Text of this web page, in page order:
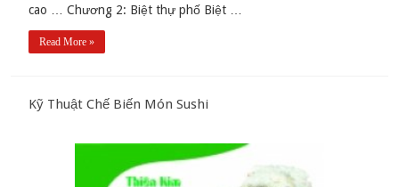
cao … Chương 2: Biệt thự phố Biệt …
Read More »
Kỹ Thuật Chế Biến Món Sushi